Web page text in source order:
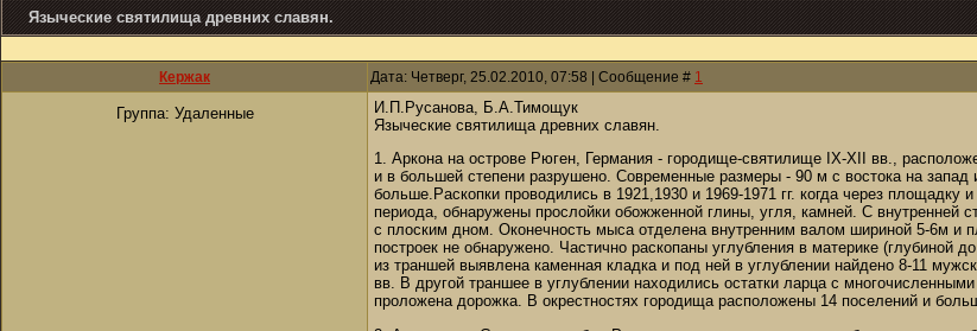
Языческие святилища древних славян.
Кержак Дата: Четверг, 25.02.2010, 07:58 | Сообщение # 1
Группа: Удаленные
И.П.Русанова, Б.А.Тимощук
Языческие святилища древних славян.
1. Аркона на острове Рюген, Германия - городище-святилище IX-XII вв.,
и в большей степени разрушено. Современные размеры - 90 м с востока на
больше.Раскопки проводились в 1921,1930 и 1969-1971 гг. когда через
периода, обнаружены прослойки обожженной глины, угля, камней. С внутренней
с плоским дном. Оконечность мыса отделена внутренним валом шириной 5-6м
построек не обнаружено. Частично раскопаны углубления в материке
из траншей выявлена каменная кладка и под ней в углублении найдено 8-11
вв. В другой траншее в углублении находились остатки ларца с
проложена дорожка. В окрестностях городища расположены 14 поселений и